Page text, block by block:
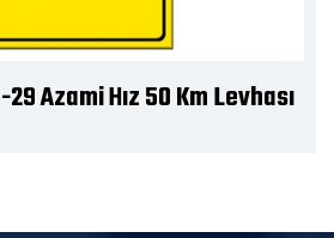
36a,b Sağdan-Soldan